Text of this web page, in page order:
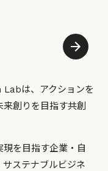
は、アクションを
創りを目指す共創
を目指す企業・自
ステナブルビジネ